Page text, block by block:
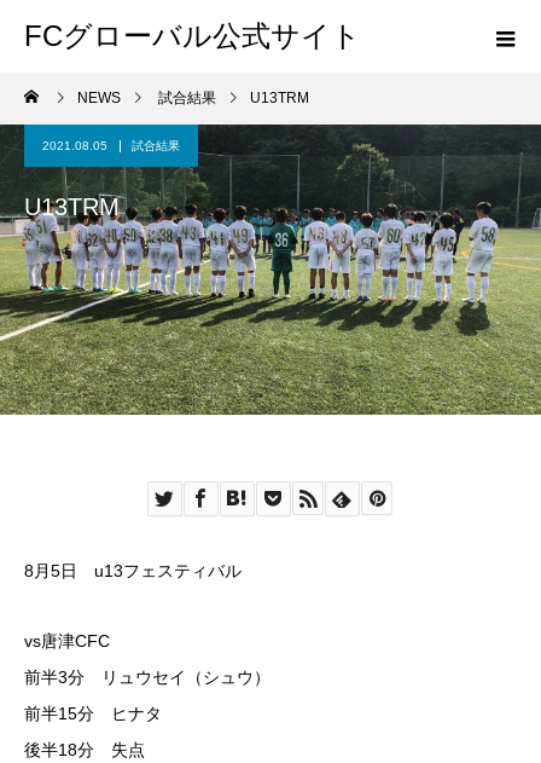
FCグローバル公式サイト
NEWS 試合結果 U13TRM
2021.08.05 試合結果
U13TRM
8月5日 u13フェスティバル
vs唐津CFC
前半3分 リュウセイ（シュウ）
前半15分 ヒナタ
後半18分 失点